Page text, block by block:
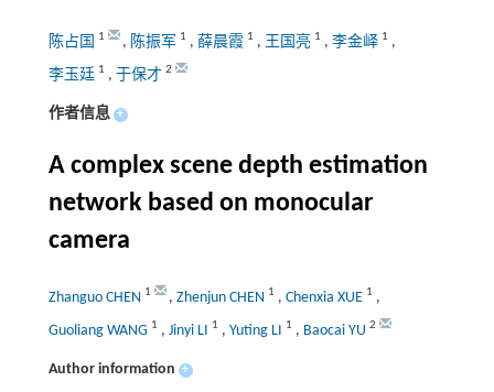
陈占国 1 , 陈振军 1 , 薛晨霞 1 , 王国亮 1 , 李金峄 1 ,
李玉廷 1 , 于保才 2
作者信息 +
A complex scene depth estimation
network based on monocular
camera
Zhanguo CHEN 1 , Zhenjun CHEN 1 , Chenxia XUE 1 ,
Guoliang WANG 1 , Jinyi LI 1 , Yuting LI 1 , Baocai YU 2
Author information +